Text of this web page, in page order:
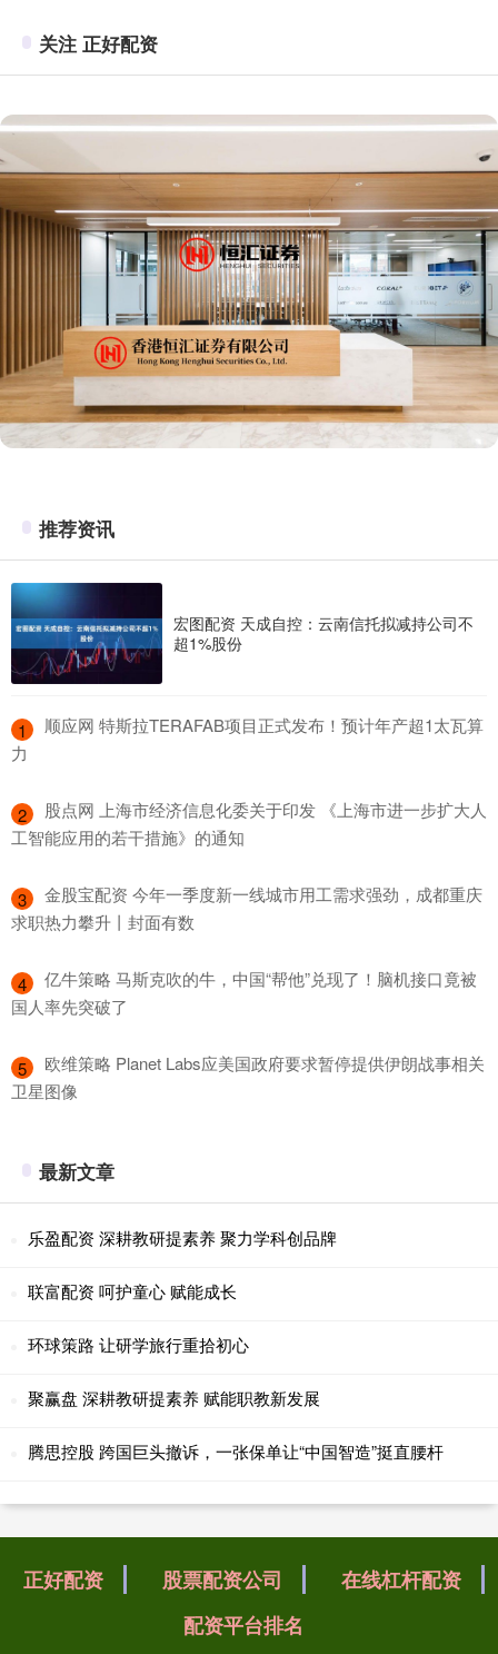
关注 正好配资
推荐资讯
宏图配资 天成自控：云南信托拟减持公司不
超1%股份
1
​顺应网 特斯拉TERAFAB项目正式发布！预计年产超1太瓦算
力
2
​股点网 上海市经济信息化委关于印发 《上海市进一步扩大人
工智能应用的若干措施》的通知
3
​金股宝配资 今年一季度新一线城市用工需求强劲，成都重庆
求职热力攀升丨封面有数
4
​亿牛策略 马斯克吹的牛，中国“帮他”兑现了！脑机接口竟被
国人率先突破了
5
​欧维策略 Planet Labs应美国政府要求暂停提供伊朗战事相关
卫星图像
最新文章
乐盈配资 深耕教研提素养 聚力学科创品牌
联富配资 呵护童心 赋能成长
环球策路 让研学旅行重拾初心
聚赢盘 深耕教研提素养 赋能职教新发展
腾思控股 跨国巨头撤诉，一张保单让“中国智造”挺直腰杆
正好配资 股票配资公司
在线杠杆配资
配资平台排名